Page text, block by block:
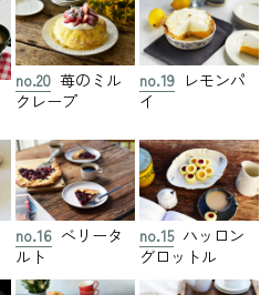
no.20 苺のミル
クレープ
no.19 レモンパ
イ
no.16 ベリータ
ルト
no.15 ハッロン
グロットル